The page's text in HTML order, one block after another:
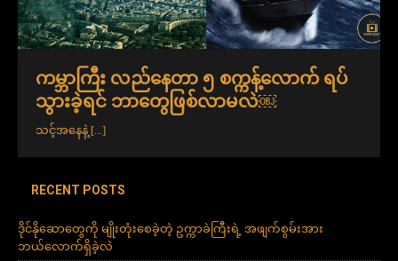
ကမ္ဘာကြီး လည်နေတာ ၅ စက္ကန့်လောက် ရပ်
သွားခဲ့ရင် ဘာတွေဖြစ်လာမလဲ￼
သင့်အနေနဲ့ [...]
RECENT POSTS
ဒိုင်နိုဆောတွေကို မျိုးတုံးစေခဲ့တဲ့ ဥက္ကာခဲကြီးရဲ့ အဖျက်စွမ်းအား
ဘယ်လောက်ရှိခဲ့လဲ